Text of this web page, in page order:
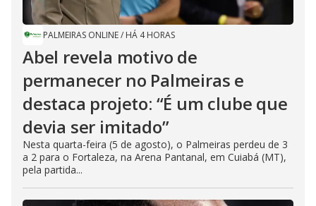
PALMEIRAS ONLINE/ HÁ 4 HORAS
Abel revela motivo de
permanecer no Palmeiras e
destaca projeto: “É um clube que
devia ser imitado”
Nesta quarta-feira (5 de agosto), o Palmeiras perdeu de 3
a 2 para o Fortaleza, na Arena Pantanal, em Cuiabá (MT),
pela partida...